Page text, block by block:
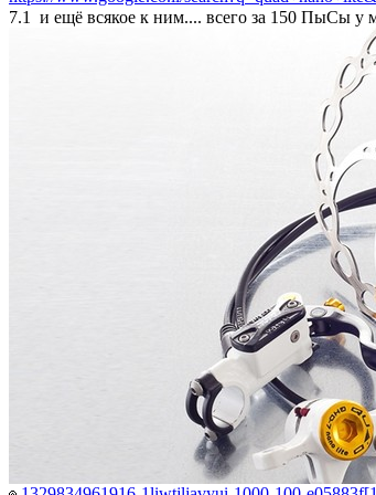
7.1 и ещё всякое к ним.... всего за 150 ПыСы